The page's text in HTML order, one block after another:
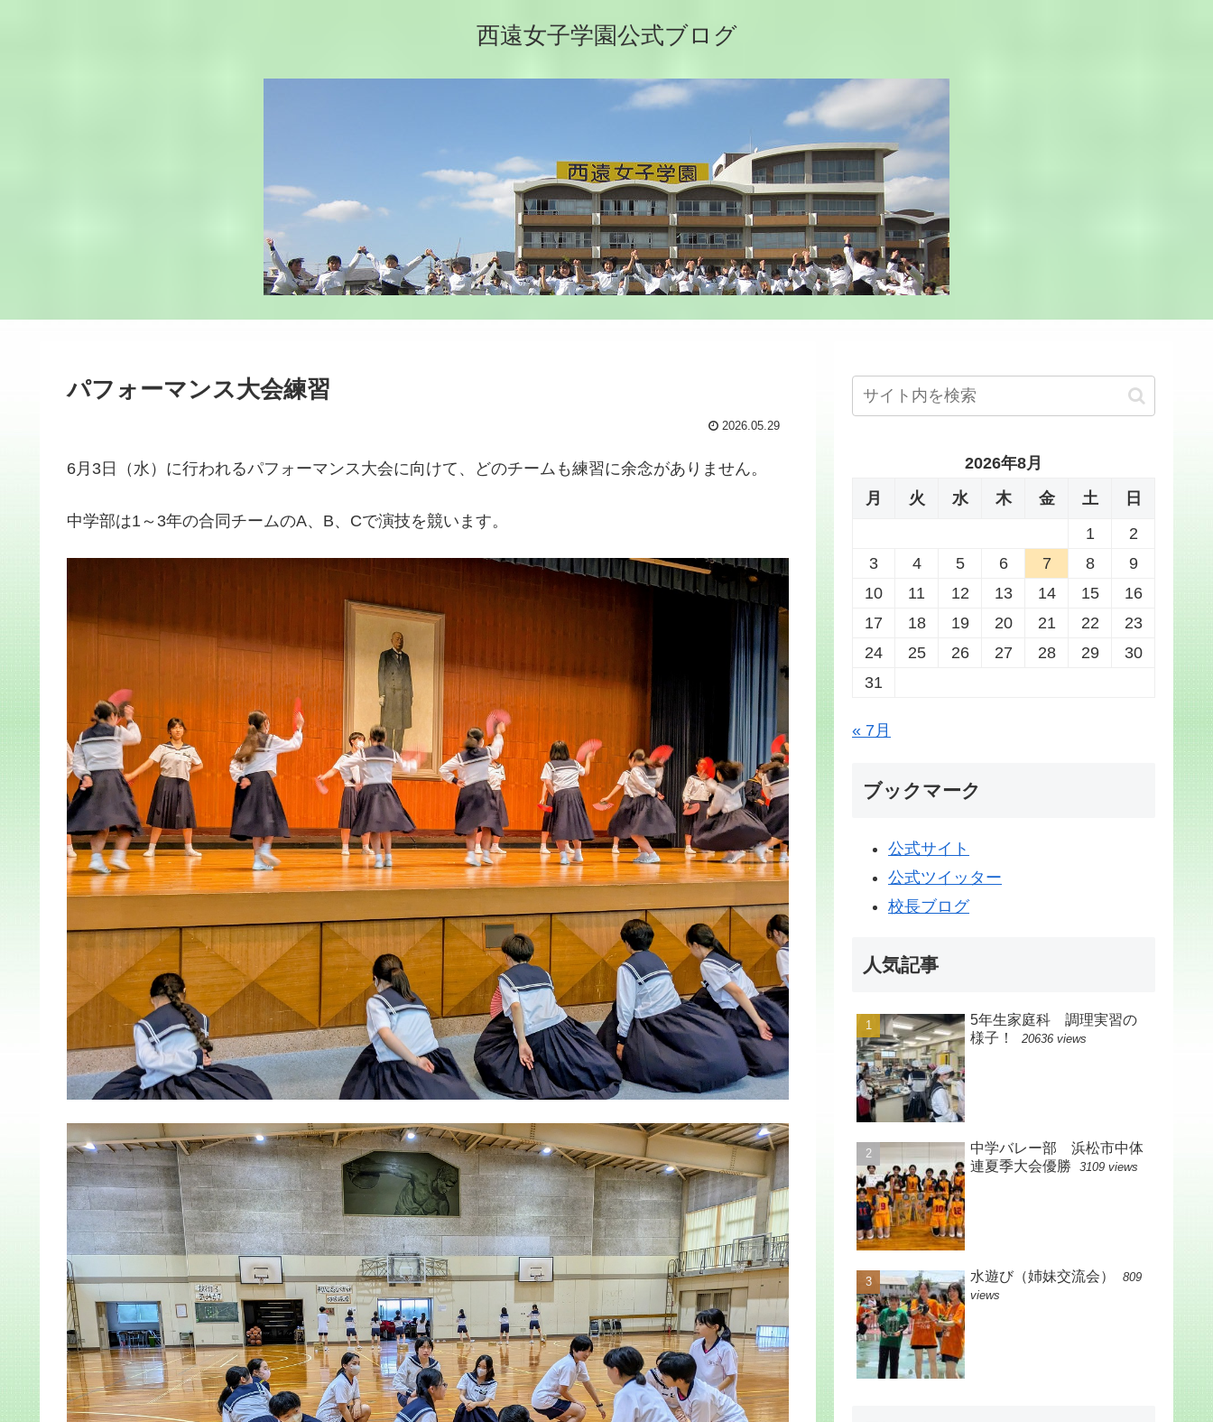
西遠女子学園公式ブログ
パフォーマンス大会練習
2026.05.29
6月3日（水）に行われるパフォーマンス大会に向けて、どのチームも練習に余念がありません。
中学部は1～3年の合同チームのA、B、Cで演技を競います。
2026年8月
月
火 水 木 金 土
日
1
2
3
4 5 6 7 8
9
10
11 12 13 14 15
16
17
18 19 20 21 22
23
24
25 26 27 28 29
30
31
« 7月
ブックマーク
公式サイト
公式ツイッター
校長ブログ
人気記事
5年生家庭科 調理実習の
様子！
20636 views
中学バレー部 浜松市中体
連夏季大会優勝
3109 views
水遊び（姉妹交流会）
809
views